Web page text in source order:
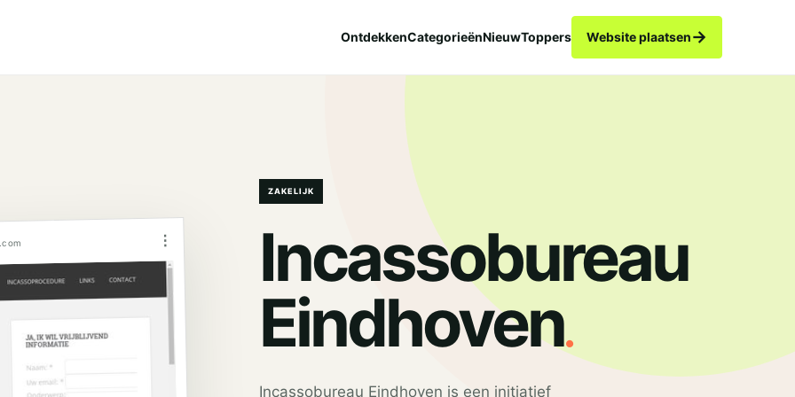
OntdekkenCategorieënNieuwToppers Website plaatsen→
⋮
ZAKELIJK
Incassobureau
Eindhoven.
Incassobureau Eindhoven is een initiatief